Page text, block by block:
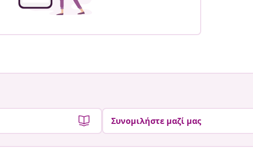
Συνομιλήστε μαζί μας